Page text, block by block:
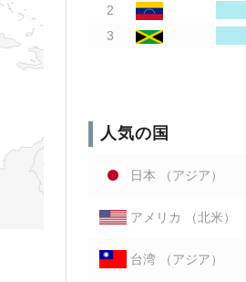
人気の国
日本 （アジア）
アメリカ （北米）
台湾 （アジア）